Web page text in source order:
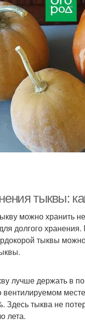
тыквы:
можно хранить
долгого
тыквы
лучше держать в
вентилируемом
Здесь тыква не
лета.